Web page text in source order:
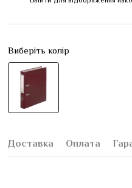
Виберіть колір
Доставка Оплата